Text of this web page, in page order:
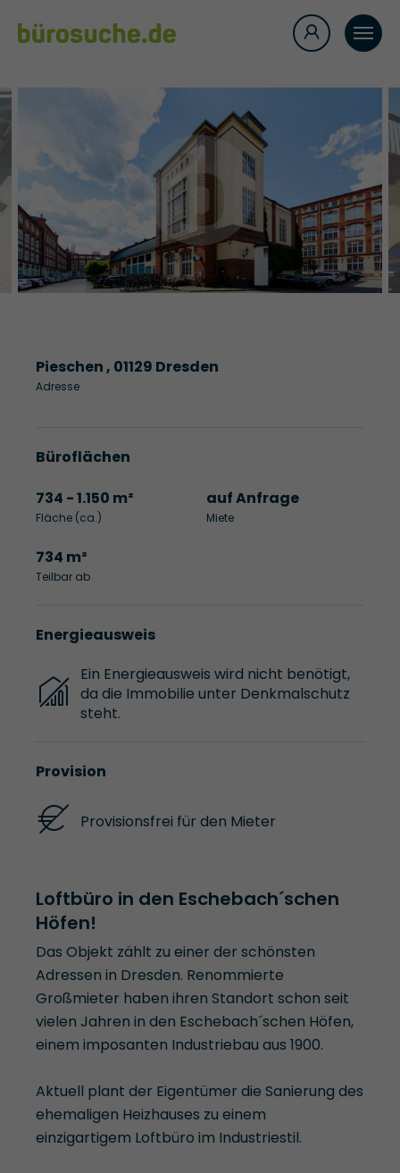
Pieschen , 01129 Dresden
Adresse
Büroflächen
734 - 1.150 m²
Fläche (ca.)
auf Anfrage
Miete
734 m²
Teilbar ab
Energieausweis
Ein Energieausweis wird nicht benötigt,
da die Immobilie unter Denkmalschutz
steht.
Provision
Provisionsfrei für den Mieter
Loftbüro in den Eschebach´schen
Höfen!
Das Objekt zählt zu einer der schönsten
Adressen in Dresden. Renommierte
Großmieter haben ihren Standort schon seit
vielen Jahren in den Eschebach´schen Höfen,
einem imposanten Industriebau aus 1900.
Aktuell plant der Eigentümer die Sanierung des
ehemaligen Heizhauses zu einem
einzigartigem Loftbüro im Industriestil.